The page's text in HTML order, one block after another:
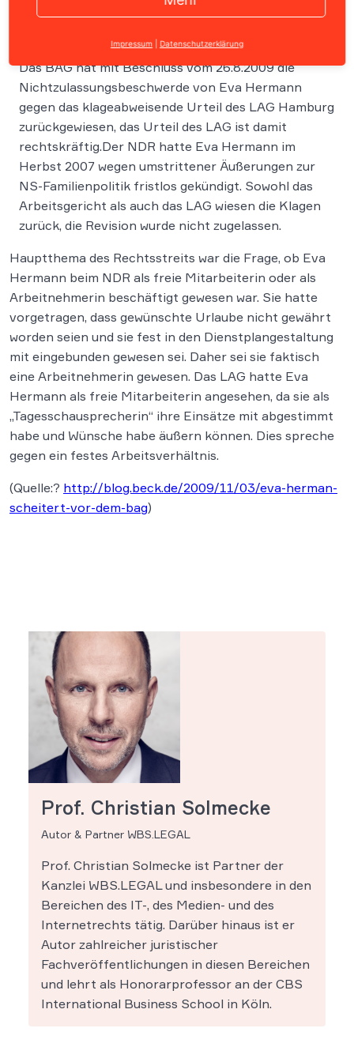
Das BAG hat mit Beschluss vom 26.8.2009 die
Nichtzulassungsbeschwerde von Eva Hermann
gegen das klageabweisende Urteil des LAG Hamburg
zurückgewiesen, das Urteil des LAG ist damit
rechtskräftig.Der NDR hatte Eva Hermann im
Herbst 2007 wegen umstrittener Äußerungen zur
NS-Familienpolitik fristlos gekündigt. Sowohl das
Arbeitsgericht als auch das LAG wiesen die Klagen
zurück, die Revision wurde nicht zugelassen.
Hauptthema des Rechtsstreits war die Frage, ob Eva
Hermann beim NDR als freie Mitarbeiterin oder als
Arbeitnehmerin beschäftigt gewesen war. Sie hatte
vorgetragen, dass gewünschte Urlaube nicht gewährt
worden seien und sie fest in den Dienstplangestaltung
mit eingebunden gewesen sei. Daher sei sie faktisch
eine Arbeitnehmerin gewesen. Das LAG hatte Eva
Hermann als freie Mitarbeiterin angesehen, da sie als
„Tagesschausprecherin“ ihre Einsätze mit abgestimmt
habe und Wünsche habe äußern können. Dies spreche
gegen ein festes Arbeitsverhältnis.
(Quelle:? http://blog.beck.de/2009/11/03/eva-herman-
scheitert-vor-dem-bag)
Prof. Christian Solmecke
Autor & Partner WBS.LEGAL
Prof. Christian Solmecke ist Partner der
Kanzlei WBS.LEGAL und insbesondere in den
Bereichen des IT-, des Medien- und des
Internetrechts tätig. Darüber hinaus ist er
Autor zahlreicher juristischer
Fachveröffentlichungen in diesen Bereichen
und lehrt als Honorarprofessor an der CBS
International Business School in Köln.
Impressum Datenschutzerklärung